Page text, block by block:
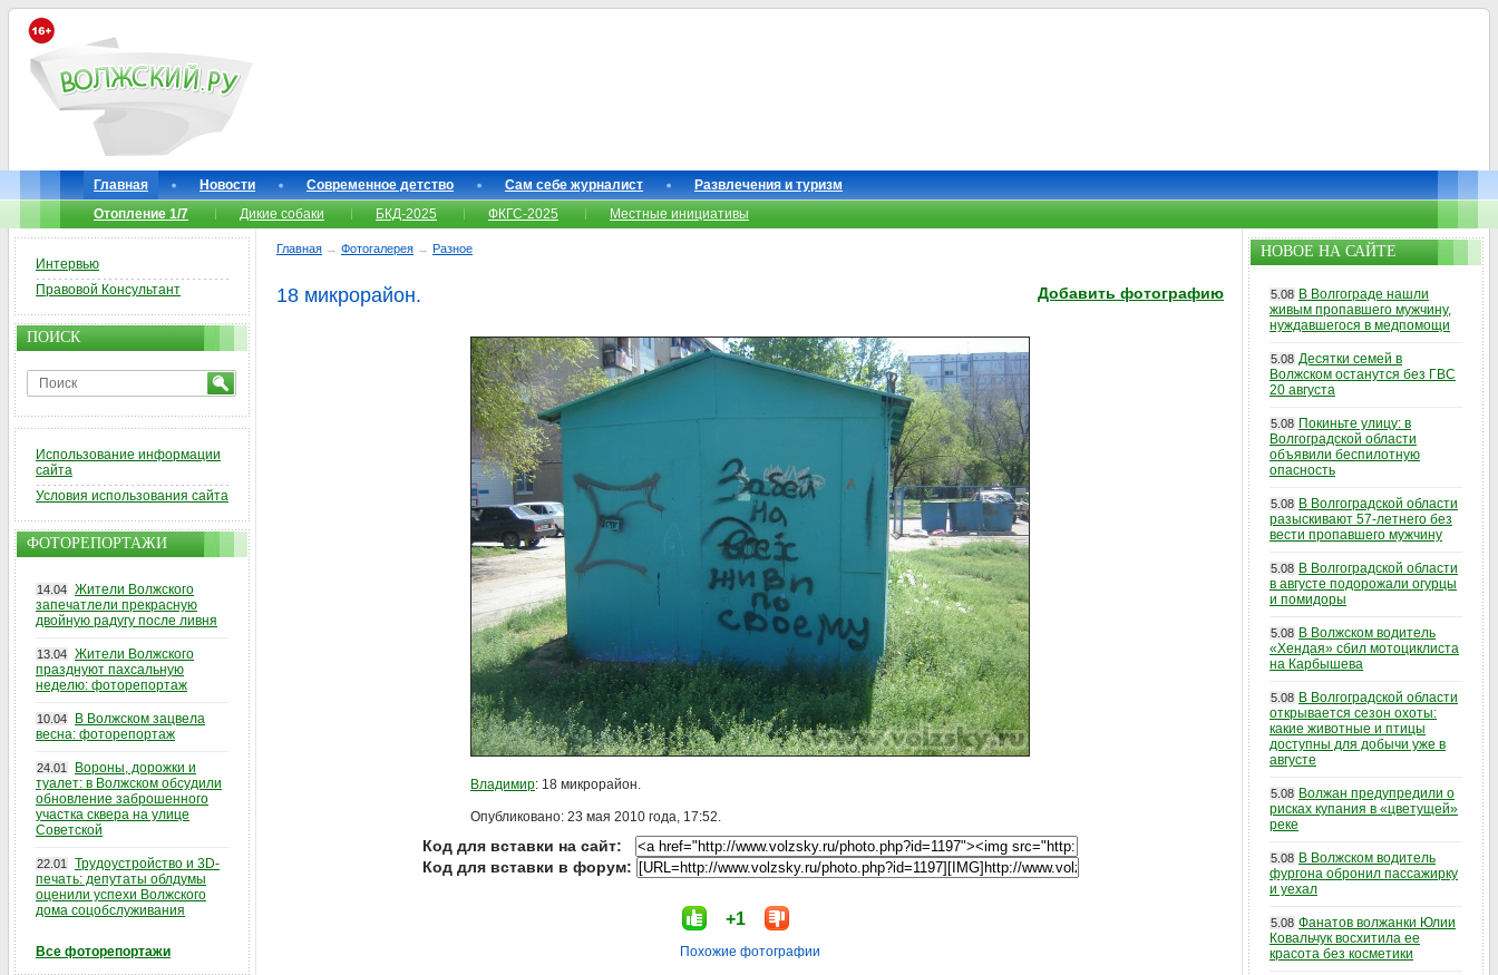
Главная Новости Современное детство Сам себе журналист
Развлечения и туризм
Отопление 1/7
Дикие собаки БКД-2025 ФКГС-2025 Местные инициативы
Главная → Фотогалерея → Разное
Добавить фотографию
18 микрорайон.
Владимир: 18 микрорайон.
Опубликовано: 23 мая 2010 года, 17:52.
Код для вставки на сайт:
Код для вставки в форум:
+1
Похожие фотографии
Интервью
Правовой Консультант
ПОИСК
Использование информации
сайта
Условия использования сайта
ФОТОРЕПОРТАЖИ
14.04 Жители Волжского
запечатлели прекрасную
двойную радугу после ливня
13.04 Жители Волжского
празднуют пахсальную
неделю: фоторепортаж
10.04
В Волжском зацвела
весна: фоторепортаж
24.01
Вороны, дорожки и
туалет: в Волжском обсудили
обновление заброшенного
участка сквера на улице
Советской
22.01
Трудоустройство и 3D-
печать: депутаты облдумы
оценили успехи Волжского
дома соцобслуживания
Все фоторепортажи
НОВОЕ НА САЙТЕ
5.08 В Волгограде нашли
живым пропавшего мужчину,
нуждавшегося в медпомощи
5.08 Десятки семей в
Волжском останутся без ГВС
20 августа
5.08 Покиньте улицу: в
Волгоградской области
объявили беспилотную
опасность
5.08 В Волгоградской области
разыскивают 57-летнего без
вести пропавшего мужчину
5.08 В Волгоградской области
в августе подорожали огурцы
и помидоры
5.08 В Волжском водитель
«Хендая» сбил мотоциклиста
на Карбышева
5.08 В Волгоградской области
открывается сезон охоты:
какие животные и птицы
доступны для добычи уже в
августе
5.08 Волжан предупредили о
рисках купания в «цветущей»
реке
5.08 В Волжском водитель
фургона обронил пассажирку
и уехал
5.08 Фанатов волжанки Юлии
Ковальчук восхитила ее
красота без косметики